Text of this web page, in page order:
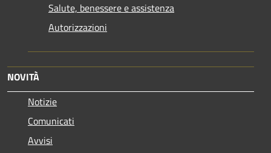
Salute, benessere e assistenza
Autorizzazioni
NOVITÀ
Notizie
Comunicati
Avvisi